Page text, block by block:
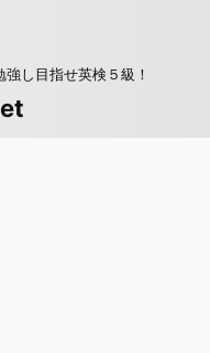
し目指せ英検５級！